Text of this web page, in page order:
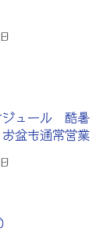
ジュール 酷暑
盆も通常営業